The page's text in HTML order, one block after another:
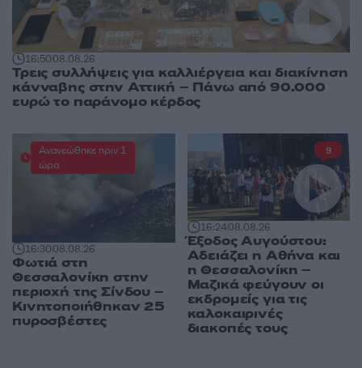
16:5008.08.26
Τρεις συλλήψεις για καλλιέργεια και διακίνηση
κάνναβης στην Αττική – Πάνω από 90.000
ευρώ το παράνομο κέρδος
16:3008.08.26
Φωτιά στη
Θεσσαλονίκη στην
περιοχή της Σίνδου –
Κινητοποιήθηκαν 25
πυροσβέστες
Ανανεώθηκε πριν 1
ώρα
16:2408.08.26
Έξοδος Αυγούστου:
Αδειάζει η Αθήνα και
η Θεσσαλονίκη –
Μαζικά φεύγουν οι
εκδρομείς για τις
καλοκαιρινές
διακοπές τους
9